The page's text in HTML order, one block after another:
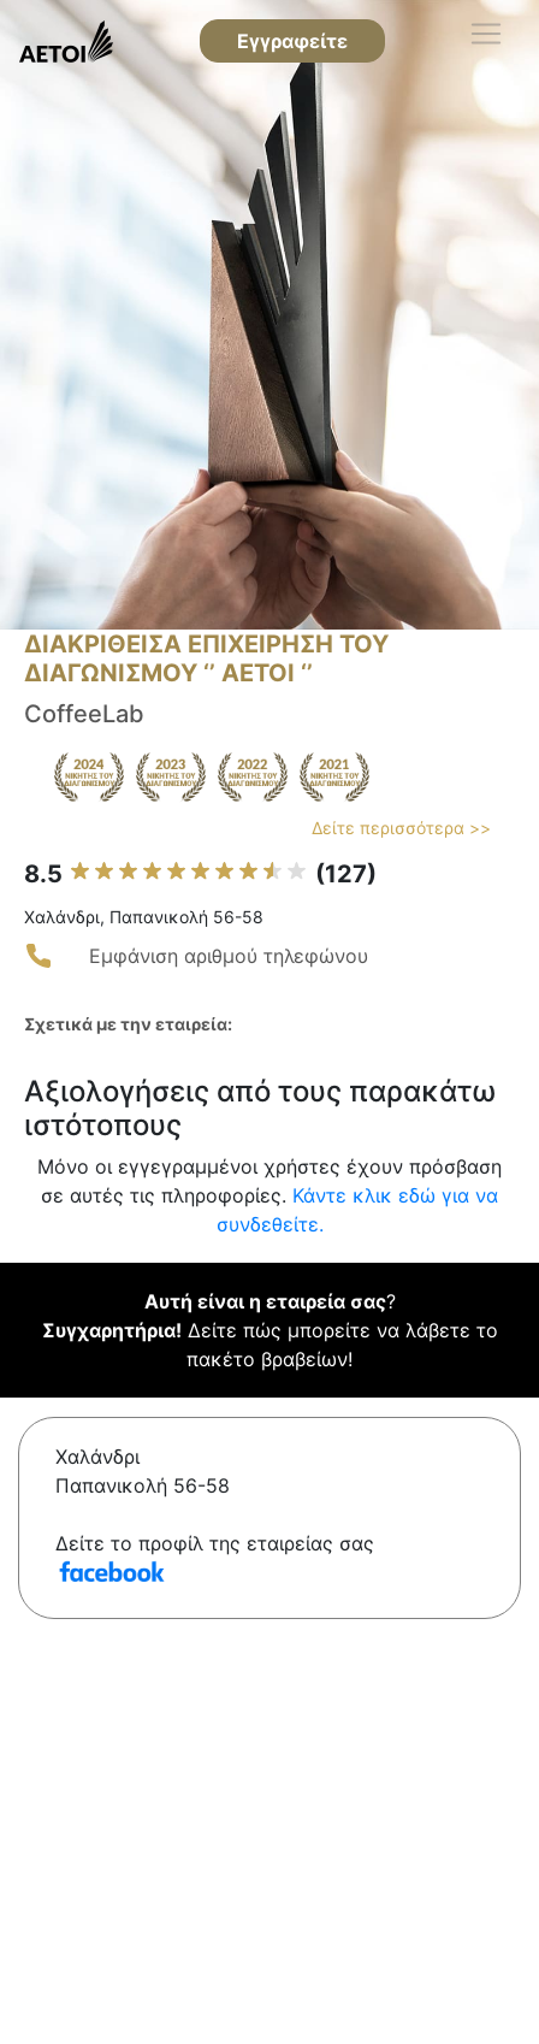
Εγγραφείτε
ΔΙΑΚΡΙΘΕΙΣΑ ΕΠΙΧΕΙΡΗΣΗ ΤΟΥ
ΔΙΑΓΩΝΙΣΜΟΥ ‘’ ΑΕΤΟΙ ‘’
CoffeeLab
Δείτε περισσότερα >>
8.5 (127)
Χαλάνδρι, Παπανικολή 56-58
Εμφάνιση αριθμού τηλεφώνου
Σχετικά με την εταιρεία:
Αξιολογήσεις από τους παρακάτω
ιστότοπους
Μόνο οι εγγεγραμμένοι χρήστες έχουν πρόσβαση
σε αυτές τις πληροφορίες. Κάντε κλικ εδώ για να
συνδεθείτε.
Αυτή είναι η εταιρεία σας?
Συγχαρητήρια! Δείτε πώς μπορείτε να λάβετε το
πακέτο βραβείων!
Χαλάνδρι
Παπανικολή 56-58
Δείτε το προφίλ της εταιρείας σας